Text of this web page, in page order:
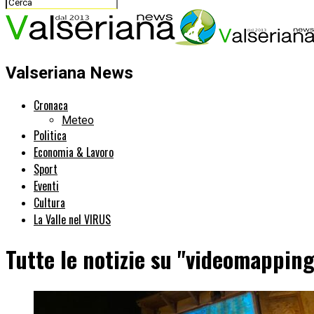
Valseriana News
Cronaca
Meteo
Politica
Economia & Lavoro
Sport
Eventi
Cultura
La Valle nel VIRUS
Tutte le notizie su